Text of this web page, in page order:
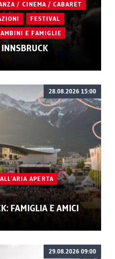
/ CINEMA / CABARET
FESTIVAL
E FAMIGLIE
ALL'ARIA APERTA
FAMIGLIA E AMICI
28.08.2026 15:00
29.08.2026 09:00